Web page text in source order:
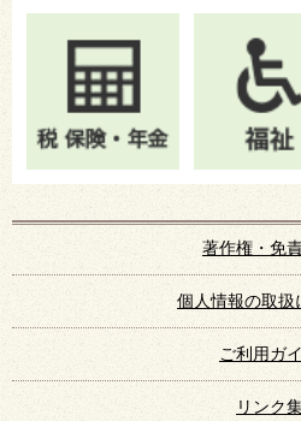
著作権・免
個人情報の取扱
ご利用ガ
リンク